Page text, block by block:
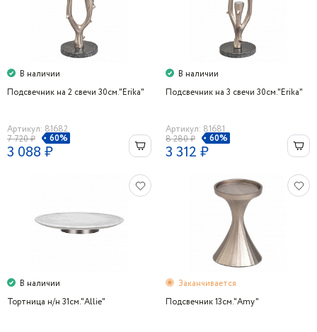
В наличии
Подсвечник на 2 свечи 30см."Erika"
Артикул: 81682
7 720 ₽
60%
3 088 ₽
В наличии
Подсвечник на 3 свечи 30см."Erika"
Артикул: 81681
8 280 ₽
60%
3 312 ₽
В наличии
Тортница н/н 31см."Allie"
Заканчивается
Подсвечник 13см."Amy"